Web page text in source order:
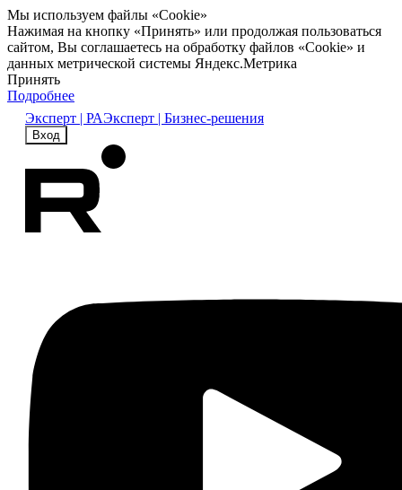
Мы используем файлы «Cookie»
Нажимая на кнопку «Принять» или продолжая пользоваться
сайтом, Вы соглашаетесь на обработку файлов «Cookie» и
данных метрической системы Яндекс.Метрика
Принять
Подробнее
Эксперт | РАЭксперт | Бизнес-решения
Вход